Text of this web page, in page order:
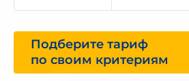
Подберите тариф
по своим критериям